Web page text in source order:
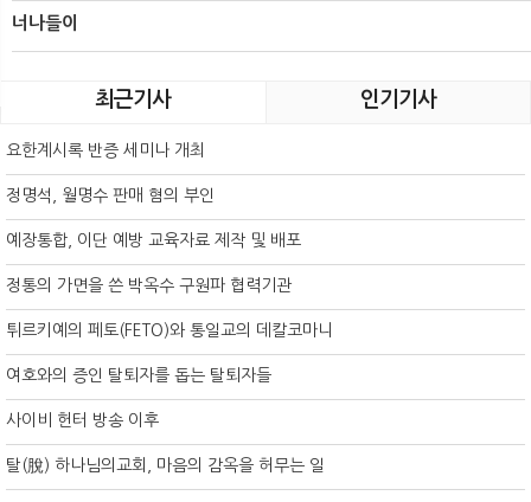
너나들이
최근기사 인기기사
요한계시록 반증 세미나 개최
정명석, 월명수 판매 혐의 부인
예장통합, 이단 예방 교육자료 제작 및 배포
정통의 가면을 쓴 박옥수 구원파 협력기관
튀르키예의 페토(FETO)와 통일교의 데칼코마니
여호와의 증인 탈퇴자를 돕는 탈퇴자들
사이비 헌터 방송 이후
탈(脫) 하나님의교회, 마음의 감옥을 허무는 일